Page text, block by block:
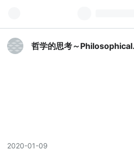
哲学的思考～Philosophical
2020-01-09